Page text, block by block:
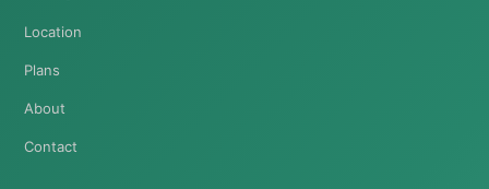
Location
Plans
About
Contact